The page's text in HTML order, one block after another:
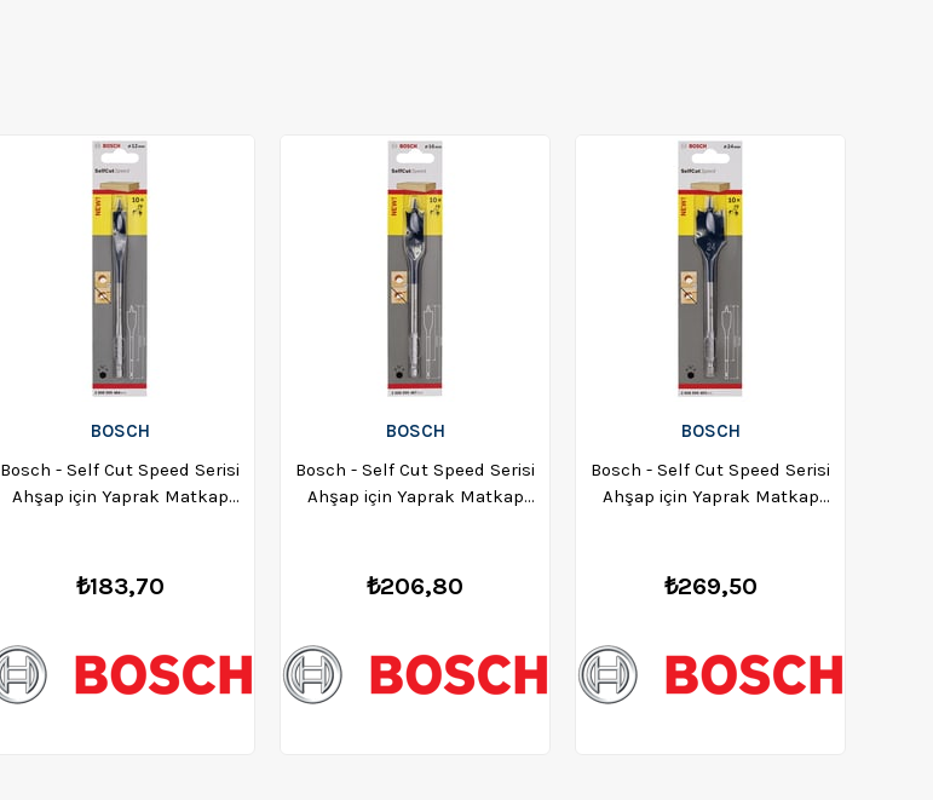
BOSCH
Bosch - Self Cut Speed Serisi
Ahşap için Yaprak Matkap
₺183,70
BOSCH
Bosch - Self Cut Speed Serisi
Ahşap için Yaprak Matkap
₺206,80
BOSCH
Bosch - Self Cut Speed Serisi
Ahşap için Yaprak Matkap
₺269,50